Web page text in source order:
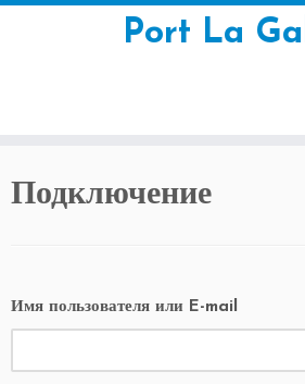
Port La
Подключение
Имя пользователя или E-mail